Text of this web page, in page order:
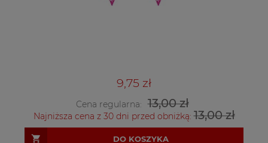
9,75 zł
Cena regularna: 13,00 zł
Najniższa cena z 30 dni przed obniżką:13,00 zł
DO KOSZYKA